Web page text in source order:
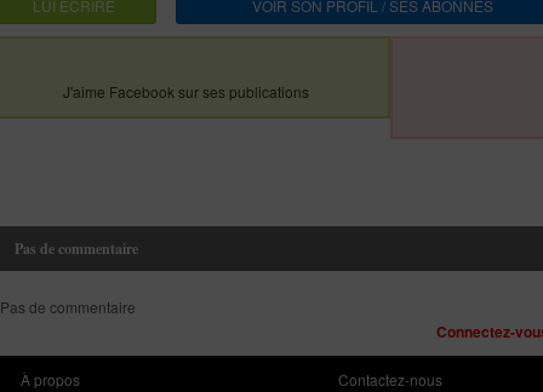
LUI ECRIRE VOIR SON PROFIL / SES ABONNES
J'aime Facebook sur ses publications
Pas de commentaire
Pas de commentaire
Connectez-
À propos
Contactez-nous